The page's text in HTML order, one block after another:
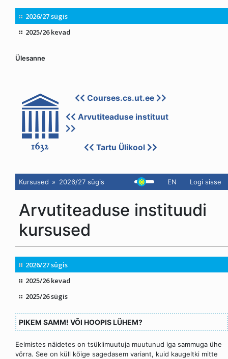
Ülesanne
PIKEM SAMM! VÕI HOOPIS LÜHEM?
Eelmistes näidetes on tsüklimuutuja muutunud iga sammuga ühe
võrra. See on küll kõige sagedasem variant, kuid kaugeltki mitte